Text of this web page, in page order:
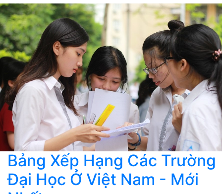
Bảng Xếp Hạng Các Trường
Đại Học Ở Việt Nam - Mới